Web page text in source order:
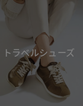
トラベルシューズ